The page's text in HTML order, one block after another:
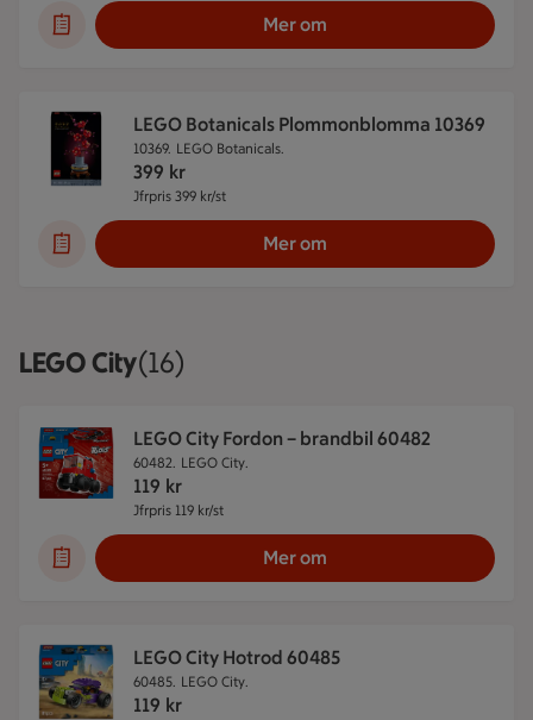
Mer om
LEGO Botanicals Plommonblomma 10369
10369. LEGO Botanicals.
399 kr
Jfrpris 399 kr/st
Mer om
LEGO CityVisar 16 stycken
(16)
LEGO City Fordon – brandbil 60482
60482. LEGO City.
119 kr
Jfrpris 119 kr/st
Mer om
LEGO City Hotrod 60485
60485. LEGO City.
119 kr